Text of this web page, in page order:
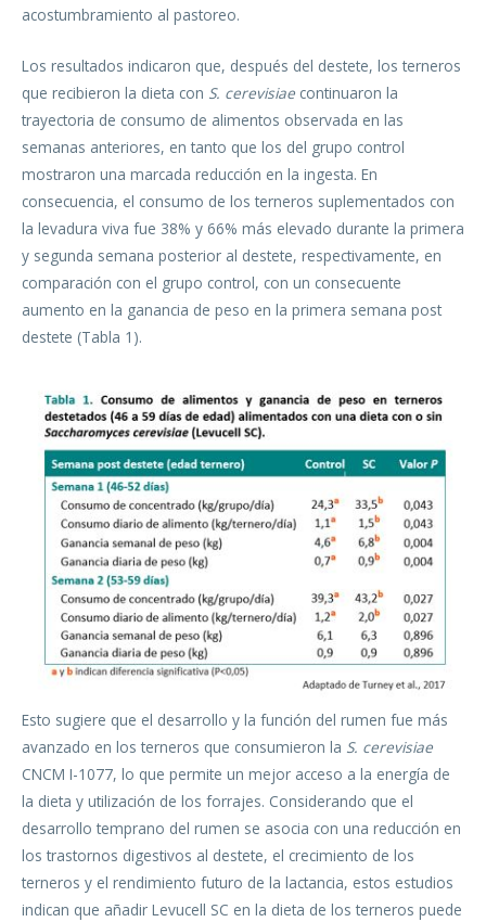
acostumbramiento al pastoreo.
Los resultados indicaron que, después del destete, los terneros
que recibieron la dieta con S. cerevisiae continuaron la
trayectoria de consumo de alimentos observada en las
semanas anteriores, en tanto que los del grupo control
mostraron una marcada reducción en la ingesta. En
consecuencia, el consumo de los terneros suplementados con
la levadura viva fue 38% y 66% más elevado durante la primera
y segunda semana posterior al destete, respectivamente, en
comparación con el grupo control, con un consecuente
aumento en la ganancia de peso en la primera semana post
destete (Tabla 1).
Esto sugiere que el desarrollo y la función del rumen fue más
avanzado en los terneros que consumieron la S. cerevisiae
CNCM I-1077, lo que permite un mejor acceso a la energía de
la dieta y utilización de los forrajes. Considerando que el
desarrollo temprano del rumen se asocia con una reducción en
los trastornos digestivos al destete, el crecimiento de los
terneros y el rendimiento futuro de la lactancia, estos estudios
indican que añadir Levucell SC en la dieta de los terneros puede